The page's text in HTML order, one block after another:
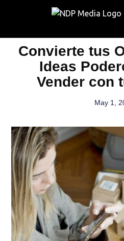
Convierte tus
Ideas
Vender con
May 1,